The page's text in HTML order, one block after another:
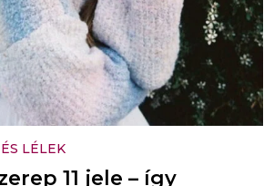
LÉLEK
11 jele – így